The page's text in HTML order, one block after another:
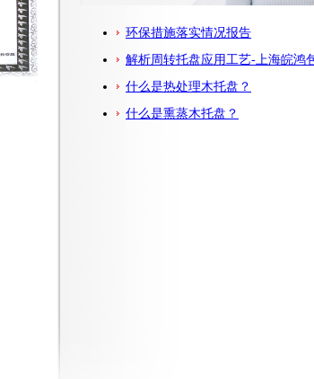
环保措施落实情况报告
解析周转托盘应用工艺-上海皖鸿
什么是热处理木托盘？
什么是熏蒸木托盘？